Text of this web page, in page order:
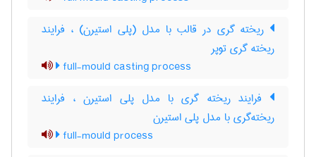
ریخته گری در قالب با مدل (پلی استیرن) ، فرایند
ریخته گری توپر
full-mould casting process
فرایند ریخته گری با مدل پلی استیرن ، فرایند
ریخته‌گری با مدل پلی استیرن
full-mould process